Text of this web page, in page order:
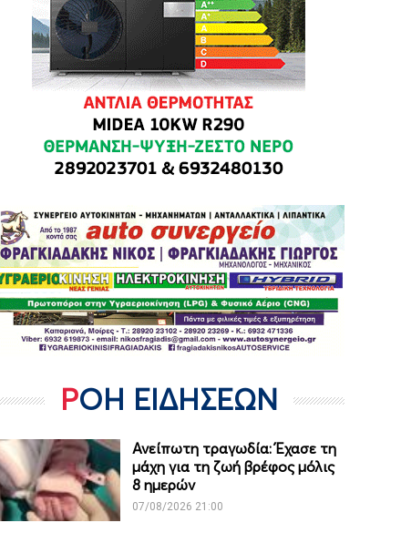
ΡΟΗ ΕΙΔΗΣΕΩΝ
Ανείπωτη τραγωδία: Έχασε τη
μάχη για τη ζωή βρέφος μόλις
8 ημερών
07/08/2026 21:00